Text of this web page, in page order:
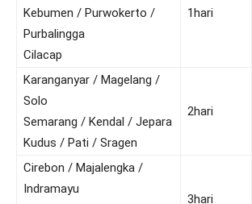
Kebumen / Purwokerto /
Purbalingga
Cilacap
1hari
Karanganyar / Magelang /
Solo
Semarang / Kendal / Jepara
Kudus / Pati / Sragen
2hari
Cirebon / Majalengka /
Indramayu
3hari